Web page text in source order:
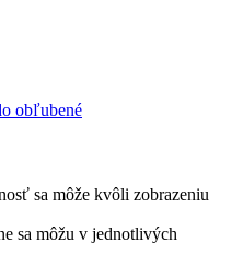
obľubené
sa môže kvôli zobrazeniu
sa môžu v jednotlivých